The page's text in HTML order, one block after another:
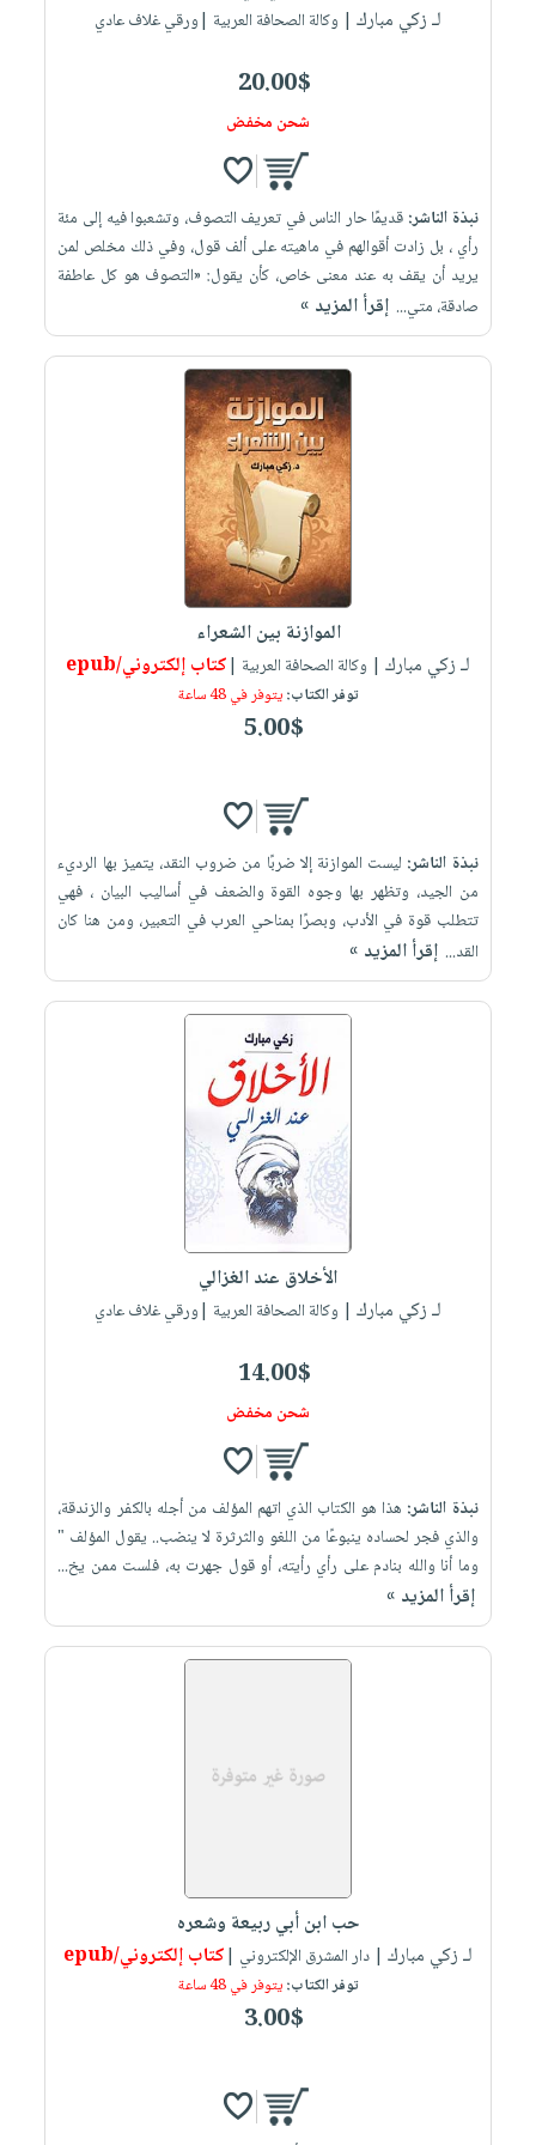
لـ زكي مبارك | وكالة الصحافة العربية |ورقي غلاف عادي
20.00$
شحن مخفض
نبذة الناشر: قديمًا حار الناس في تعريف التصوف، وتشعبوا فيه إلى مئة
رأي ، بل زادت أقوالهم في ماهيته على ألف قول، وفي ذلك مخلص لمن
يريد أن يقف به عند معنى خاص، كأن يقول: «التصوف هو كل عاطفة
صادقة، متي... إقرأ المزيد »
الموازنة بين الشعراء
لـ زكي مبارك | وكالة الصحافة العربية |كتاب إلكتروني/epub
توفر الكتاب:يتوفر في 48 ساعة
5.00$
نبذة الناشر: ليست الموازنة إلا ضربًا من ضروب النقد، يتميز بها الرديء
من الجيد، وتظهر بها وجوه القوة والضعف في أساليب البيان ، فهي
تتطلب قوة في الأدب، وبصرًا بمناحي العرب في التعبير، ومن هنا كان
القد... إقرأ المزيد »
الأخلاق عند الغزالي
لـ زكي مبارك | وكالة الصحافة العربية |ورقي غلاف عادي
14.00$
شحن مخفض
نبذة الناشر: هذا هو الكتاب الذي اتهم المؤلف من أجله بالكفر والزندقة،
والذي فجر لحساده ينبوعًا من اللغو والثرثرة لا ينضب.. يقول المؤلف "
وما أنا والله بنادم على رأي رأيته، أو قول جهرت به، فلست ممن يخ...
إقرأ المزيد »
حب ابن أبي ربيعة وشعره
لـ زكي مبارك | دار المشرق الإلكتروني |كتاب إلكتروني/epub
توفر الكتاب:يتوفر في 48 ساعة
3.00$